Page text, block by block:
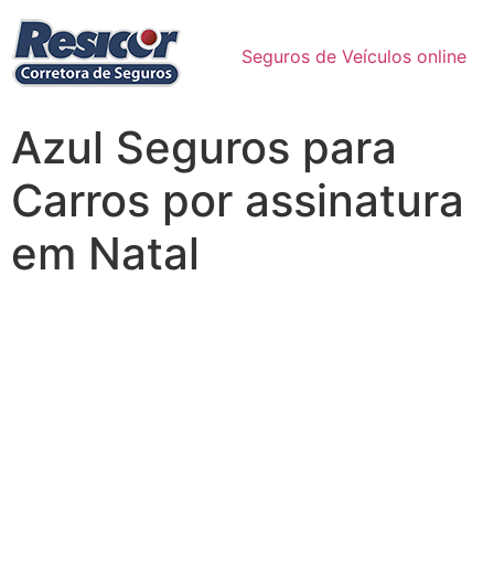
Seguros de Veículos online
Azul Seguros para
Carros por assinatura
em Natal